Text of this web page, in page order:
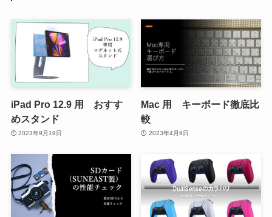
iPad Pro 12.9 用 おすす
めスタンド
2023年9月19日
Mac 用 キーボード徹底比
較
2023年4月9日